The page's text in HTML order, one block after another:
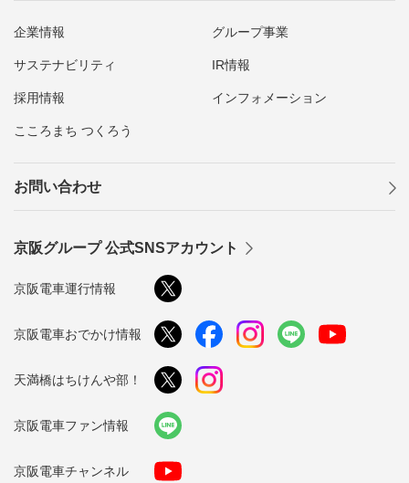
企業情報 グループ事業
サステナビリティ IR情報
採用情報 インフォメーション
こころまち つくろう
お問い合わせ
京阪グループ 公式SNSアカウント
京阪電車運行情報
京阪電車おでかけ情報
天満橋はちけんや部！
京阪電車ファン情報
京阪電車チャンネル